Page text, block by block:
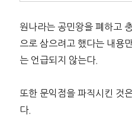
원나라는 공민왕을 폐하고
으로 삼으려고 했다는 내용
는 언급되지 않는다.
또한 문익점을 파직시킨 것
다.